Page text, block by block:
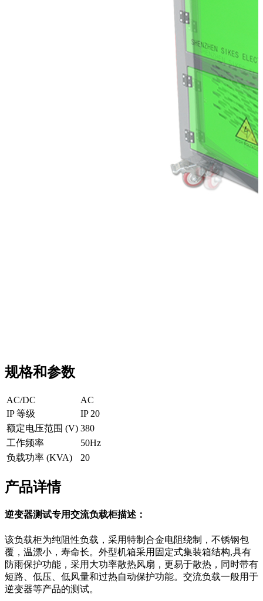
规格和参数
AC/DC
AC
IP 等级
IP 20
额定电压范围 (V) 380
工作频率
50Hz
负载功率 (KVA)
20
产品详情
逆变器测试专用交流负载柜描述：
该负载柜为纯阻性负载，采用特制合金电阻绕制，不锈钢包
覆，温漂小，寿命长。外型机箱采用固定式集装箱结构,具有
防雨保护功能，采用大功率散热风扇，更易于散热，同时带有
短路、低压、低风量和过热自动保护功能。交流负载一般用于
逆变器等产品的测试。